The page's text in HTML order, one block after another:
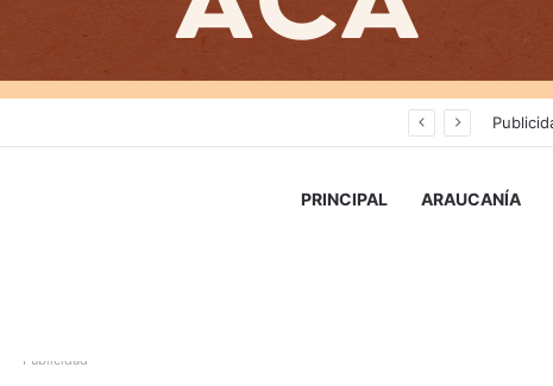
PRINCIPAL ARAUCANÍA
Publicidad